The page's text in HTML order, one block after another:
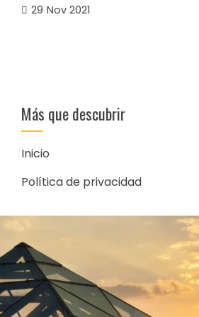
29 Nov 2021
Más que descubrir
Inicio
Política de privacidad